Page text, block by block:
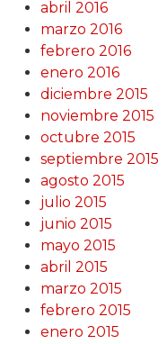
abril 2016
marzo 2016
febrero 2016
enero 2016
diciembre 2015
noviembre 2015
octubre 2015
septiembre 2015
agosto 2015
julio 2015
junio 2015
mayo 2015
abril 2015
marzo 2015
febrero 2015
enero 2015